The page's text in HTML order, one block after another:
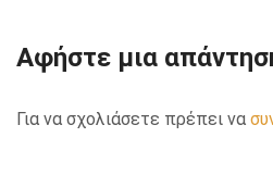
Αφήστε μια
Για να σχολιάσετε πρέπει να